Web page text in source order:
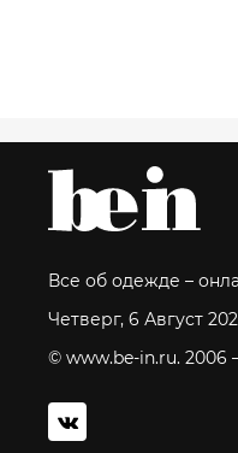
Все об одежде –
Четверг, 6 Август
© www.be-in.ru. 2006